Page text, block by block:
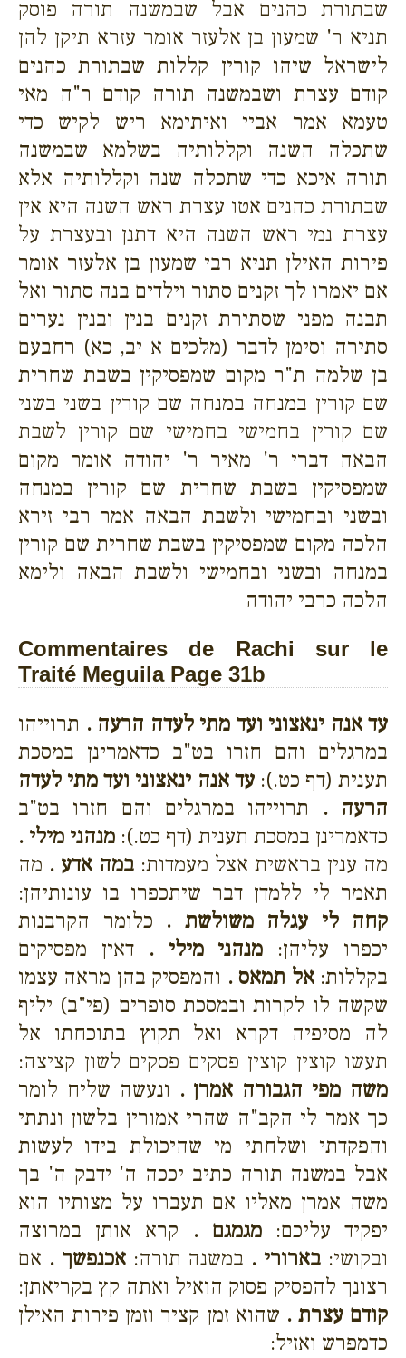
שבתורת כהנים אבל שבמשנה תורה פוסק
תניא ר' שמעון בן אלעזר אומר עזרא תיקן להן
לישראל שיהו קורין קללות שבתורת כהנים
קודם עצרת ושבמשנה תורה קודם ר"ה מאי
טעמא אמר אביי ואיתימא ריש לקיש כדי
שתכלה השנה וקללותיה בשלמא שבמשנה
תורה איכא כדי שתכלה שנה וקללותיה אלא
שבתורת כהנים אטו עצרת ראש השנה היא אין
עצרת נמי ראש השנה היא דתנן ובעצרת על
פירות האילן תניא רבי שמעון בן אלעזר אומר
אם יאמרו לך זקנים סתור וילדים בנה סתור ואל
תבנה מפני שסתירת זקנים בנין ובנין נערים
סתירה וסימן לדבר (מלכים א יב, כא) רחבעם
בן שלמה ת"ר מקום שמפסיקין בשבת שחרית
שם קורין במנחה במנחה שם קורין בשני בשני
שם קורין בחמישי בחמישי שם קורין לשבת
הבאה דברי ר' מאיר ר' יהודה אומר מקום
שמפסיקין בשבת שחרית שם קורין במנחה
ובשני ובחמישי ולשבת הבאה אמר רבי זירא
הלכה מקום שמפסיקין בשבת שחרית שם קורין
במנחה ובשני ובחמישי ולשבת הבאה ולימא
הלכה כרבי יהודה
Commentaires de Rachi sur le
Traité Meguila Page 31b
עד אנה ינאצוני ועד מתי לעדה הרעה . תרוייהו
במרגלים והם חזרו בט"ב כדאמרינן במסכת
תענית (דף כט.):עד אנה ינאצוני ועד מתי לעדה
הרעה . תרוייהו במרגלים והם חזרו בט"ב
כדאמרינן במסכת תענית (דף כט.): מנהני מילי .
מה ענין בראשית אצל מעמדות: במה אדע . מה
תאמר לי ללמדן דבר שיתכפרו בו עונותיהן:
קחה לי עגלה משולשת . כלומר הקרבנות
יכפרו עליהן: מנהני מילי . דאין מפסיקים
בקללות:אל תמאס . והמפסיק בהן מראה עצמו
שקשה לו לקרות ובמסכת סופרים (פי"ב) יליף
לה מסיפיה דקרא ואל תקוץ בתוכחתו אל
תעשו קוצין קוצין פסקים פסקים לשון קציצה:
משה מפי הגבורה אמרן . ונעשה שליח לומר
כך אמר לי הקב"ה שהרי אמורין בלשון ונתתי
והפקדתי ושלחתי מי שהיכולת בידו לעשות
אבל במשנה תורה כתיב יככה ה' ידבק ה' בך
משה אמרן מאליו אם תעברו על מצותיו הוא
יפקיד עליכם:מגמגם . קרא אותן במרוצה
ובקושי: בארורי . במשנה תורה:אכנפשך . אם
רצונך להפסיק פסוק הואיל ואתה קץ בקריאתן:
קודם עצרת . שהוא זמן קציר וזמן פירות האילן
כדמפרש ואזיל: